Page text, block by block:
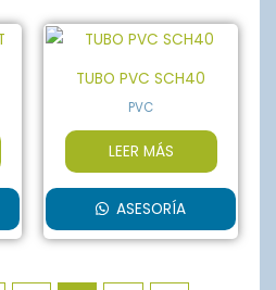
TUBO PVC SCH40
PVC
LEER MÁS
ASESORÍA